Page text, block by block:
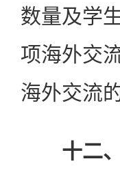
数量及学
项海外交
海外交流
十二、